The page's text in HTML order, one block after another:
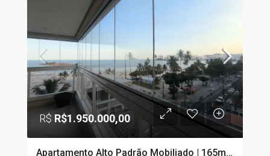
R$ R$1.950.000,00
Apartamento Alto Padrão Mobiliado | 165m² | 3 Suítes | Vista para o Mar | Pitangueiras – Guarujá/SP